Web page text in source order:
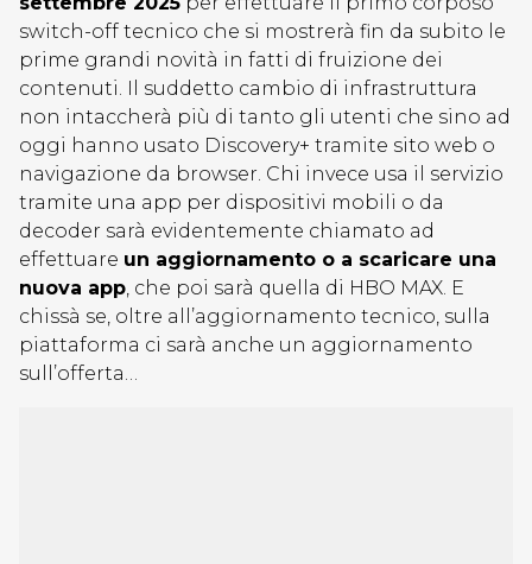
switch-off tecnico che si mostrerà fin da subito le
prime grandi novità in fatti di fruizione dei
contenuti. Il suddetto cambio di infrastruttura
non intaccherà più di tanto gli utenti che sino ad
oggi hanno usato Discovery+ tramite sito web o
navigazione da browser. Chi invece usa il servizio
tramite una app per dispositivi mobili o da
decoder sarà evidentemente chiamato ad
effettuare un aggiornamento o a scaricare una
nuova app, che poi sarà quella di HBO MAX. E
chissà se, oltre all’aggiornamento tecnico, sulla
piattaforma ci sarà anche un aggiornamento
sull’offerta…